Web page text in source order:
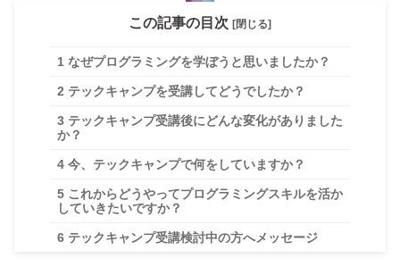
この記事の目次 [閉じる]
1 なぜプログラミングを学ぼうと思いましたか？
2 テックキャンプを受講してどうでしたか？
3 テックキャンプ受講後にどんな変化がありました
か？
4 今、テックキャンプで何をしていますか？
5 これからどうやってプログラミングスキルを活か
していきたいですか？
6 テックキャンプ受講検討中の方へメッセージ